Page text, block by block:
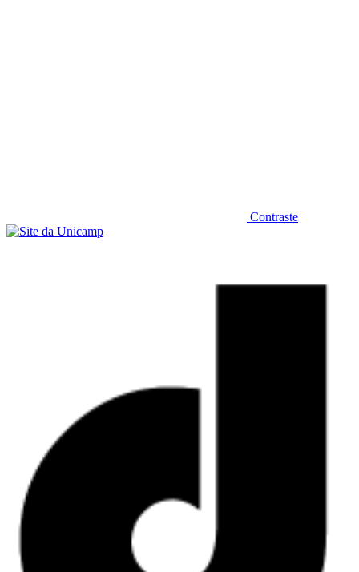
Contraste